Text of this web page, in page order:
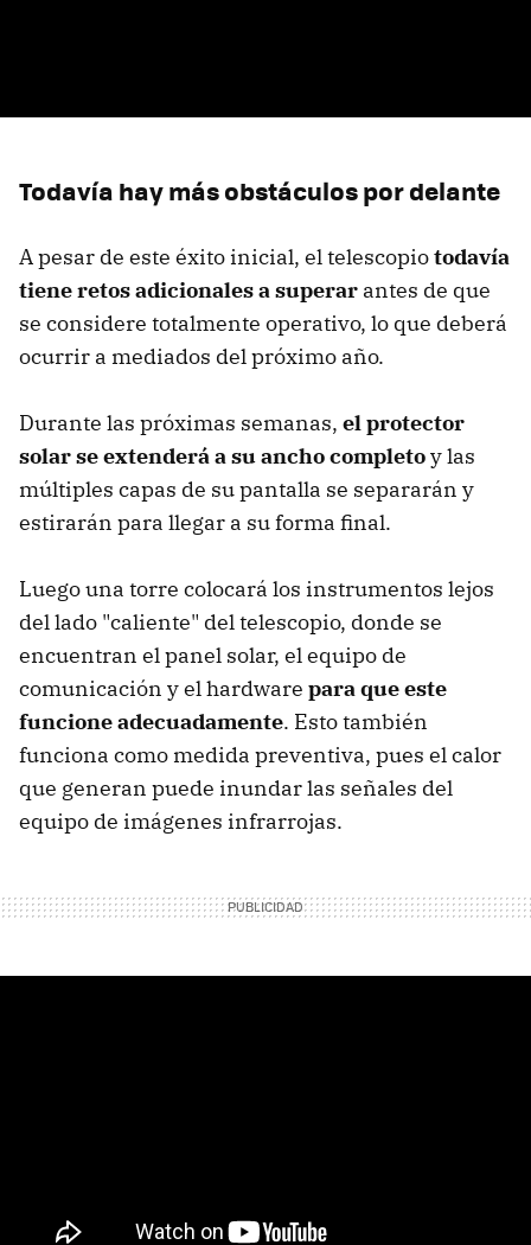
Todavía hay más obstáculos por delante
A pesar de este éxito inicial, el telescopiotodavía
tiene retos adicionales a superar antes de que
se considere totalmente operativo, lo que deberá
ocurrir a mediados del próximo año.
Durante las próximas semanas, el protector
solar se extenderá a su ancho completoy las
múltiples capas de su pantalla se separarán y
estirarán para llegar a su forma final.
Luego una torre colocará los instrumentos lejos
del lado "caliente" del telescopio, donde se
encuentran el panel solar, el equipo de
comunicación y el hardware para que este
funcione adecuadamente. Esto también
funciona como medida preventiva, pues el calor
que generan puede inundar las señales del
equipo de imágenes infrarrojas.